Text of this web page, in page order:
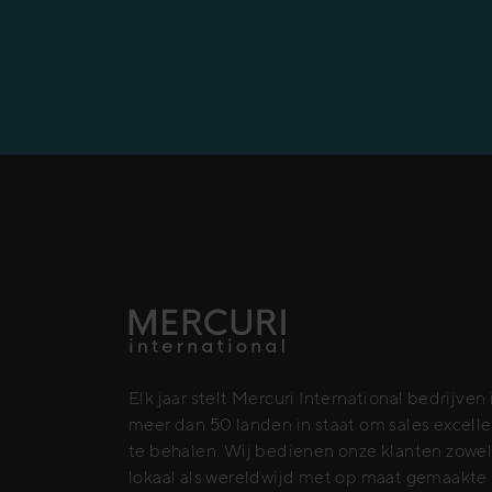
Elk jaar stelt Mercuri International bedrijven
meer dan 50 landen in staat om sales
te behalen. Wij bedienen onze klanten zowel
lokaal als wereldwijd met op maat gemaakte